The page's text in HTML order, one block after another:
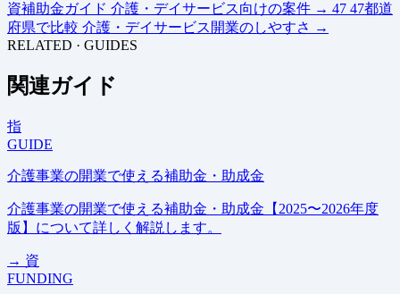
資補助金ガイド 介護・デイサービス向けの案件 → 47 47都道
府県で比較 介護・デイサービス開業のしやすさ →
RELATED · GUIDES
関連ガイド
指
GUIDE
介護事業の開業で使える補助金・助成金
介護事業の開業で使える補助金・助成金【2025〜2026年度
版】について詳しく解説します。
→ 資
FUNDING